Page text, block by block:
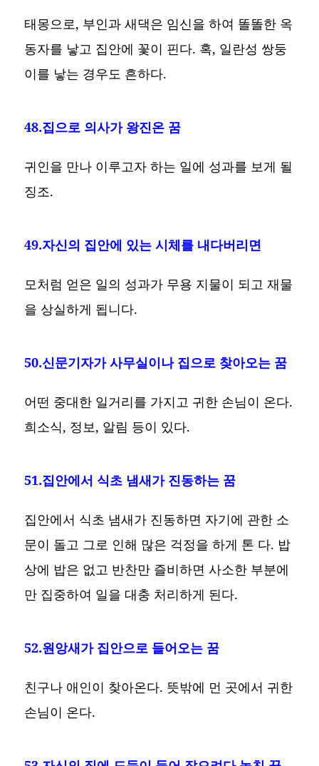
태몽으로, 부인과 새댁은 임신을 하여 똘똘한 옥
동자를 낳고 집안에 꽃이 핀다. 혹, 일란성 쌍둥
이를 낳는 경우도 흔하다.
48.집으로 의사가 왕진온 꿈
귀인을 만나 이루고자 하는 일에 성과를 보게 될
징조.
49.자신의 집안에 있는 시체를 내다버리면
모처럼 얻은 일의 성과가 무용 지물이 되고 재물
을 상실하게 됩니다.
50.신문기자가 사무실이나 집으로 찾아오는 꿈
어떤 중대한 일거리를 가지고 귀한 손님이 온다.
희소식, 정보, 알림 등이 있다.
51.집안에서 식초 냄새가 진동하는 꿈
집안에서 식초 냄새가 진동하면 자기에 관한 소
문이 돌고 그로 인해 많은 걱정을 하게 톤 다. 밥
상에 밥은 없고 반찬만 즐비하면 사소한 부분에
만 집중하여 일을 대충 처리하게 된다.
52.원앙새가 집안으로 들어오는 꿈
친구나 애인이 찾아온다. 뜻밖에 먼 곳에서 귀한
손님이 온다.